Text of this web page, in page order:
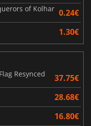
of Kolhar 0.24€
1.30€
Resynced
37.75€
28.68€
16.80€